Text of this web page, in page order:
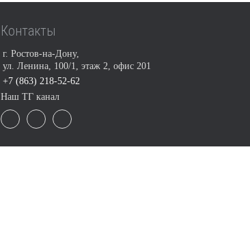
Контакты
г. Ростов-на-Дону,
ул. Ленина, 100/1, этаж 2, офис 201
+7 (863) 218-52-62
Наш ТГ канал